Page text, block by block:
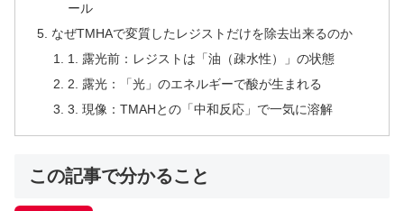
ール
なぜTMHAで変質したレジストだけを除去出来るのか
1. 露光前：レジストは「油（疎水性）」の状態
2. 露光：「光」のエネルギーで酸が生まれる
3. 現像：TMAHとの「中和反応」で一気に溶解
この記事で分かること